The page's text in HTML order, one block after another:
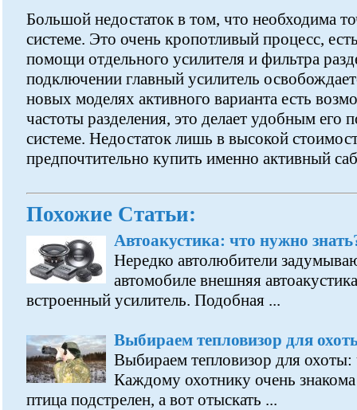
Большой недостаток в том, что необходима
системе. Это очень кропотливый процесс,
помощи отдельного усилителя и фильтра
подключении главный усилитель
новых моделях активного варианта есть
частоты разделения, это делает удобным его
системе. Недостаток лишь в высокой
предпочтительно купить именно активный
Похожие Статьи:
Автоакустика: что нужно
Нередко автолюбители
автомобиле внешняя
встроенный усилитель. Подобная ...
Выбираем тепловизор для
Выбираем тепловизор для
Каждому охотнику очень знакома
птица подстрелен, а вот отыскать ...